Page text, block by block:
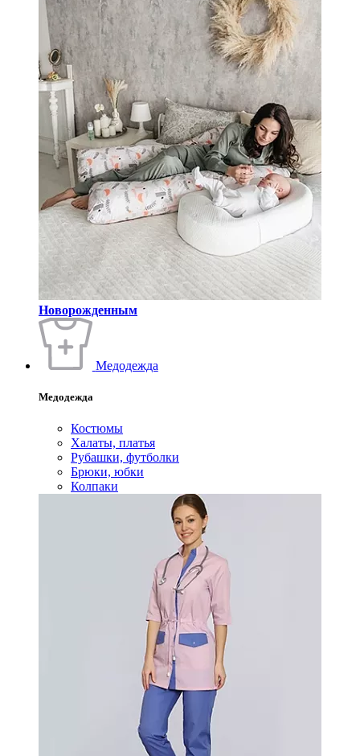
Новорожденным
Медодежда
Медодежда
Костюмы
Халаты, платья
Рубашки, футболки
Брюки, юбки
Колпаки